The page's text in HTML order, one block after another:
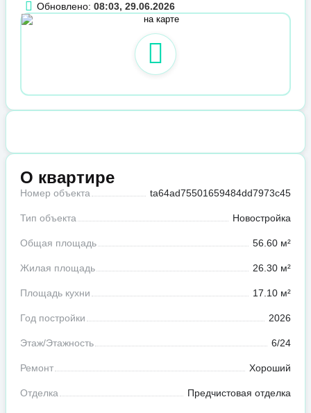
Обновлено: 08:03, 29.06.2026
О квартире
Номер объекта ta64ad75501659484dd7973c45
Тип объекта Новостройка
Общая площадь 56.60 м²
Жилая площадь 26.30 м²
Площадь кухни 17.10 м²
Год постройки 2026
Этаж/Этажность 6/24
Ремонт Хороший
Отделка Предчистовая отделка